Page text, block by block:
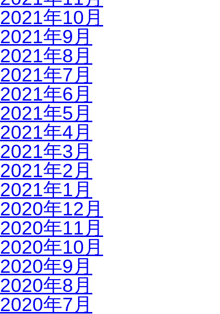
2021年10月
2021年9月
2021年8月
2021年7月
2021年6月
2021年5月
2021年4月
2021年3月
2021年2月
2021年1月
2020年12月
2020年11月
2020年10月
2020年9月
2020年8月
2020年7月